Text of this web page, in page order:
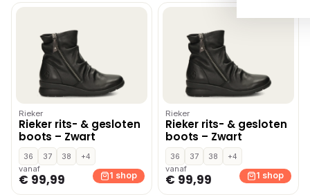
Rieker
Rieker rits- & gesloten
boots – Zwart
36 37 38
+4
vanaf
€ 99,99 1 shop
Rieker
Rieker rits- & gesloten
boots – Zwart
36 37 38
+4
vanaf
€ 99,99 1 shop